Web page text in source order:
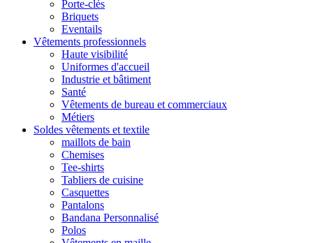
Porte-clés
Briquets
Eventails
Vêtements professionnels
Haute visibilité
Uniformes d'accueil
Industrie et bâtiment
Santé
Vêtements de bureau et commerciaux
Métiers
Soldes vêtements et textile
maillots de bain
Chemises
Tee-shirts
Tabliers de cuisine
Casquettes
Pantalons
Bandana Personnalisé
Polos